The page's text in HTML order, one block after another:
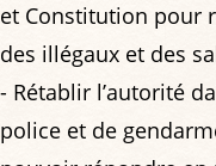
et Constitution pour
des illégaux et des
- Rétablir l’autorité
police et de